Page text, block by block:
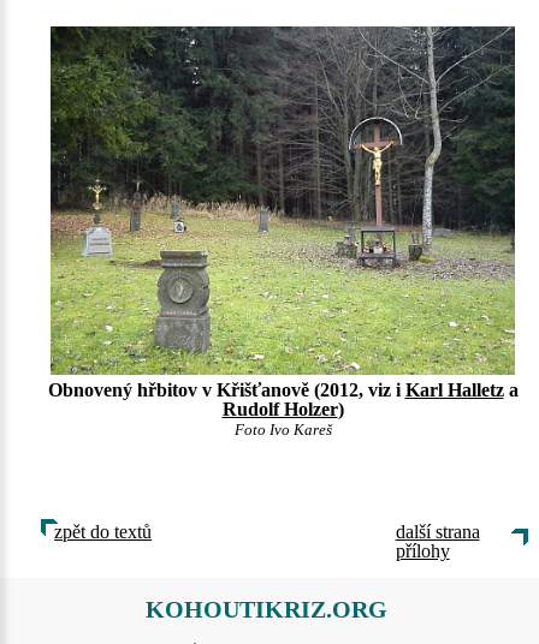
Obnovený hřbitov v Křišťanově (2012, viz i Karl Halletza
Rudolf Holzer)
Foto Ivo Kareš
zpět do textů
další strana
přílohy
KOHOUTIKRIZ.ORG